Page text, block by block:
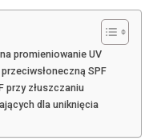
promieniowanie UV
SPF
przy złuszczaniu
dla uniknięcia